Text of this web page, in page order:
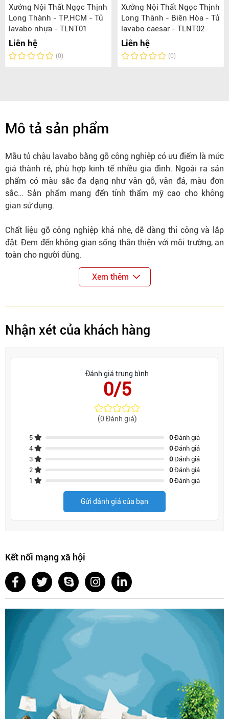
Xưởng Nội Thất Ngọc Thịnh
Long Thành - TP.HCM - Tủ
lavabo nhựa - TLNT01
Liên hệ
(0)
Xưởng Nội Thất Ngọc Thịnh
Long Thành - Biên Hòa - Tủ
lavabo caesar - TLNT02
Liên hệ
(0)
Mô tả sản phẩm
Mẫu tủ chậu lavabo bằng gỗ công nghiệp có ưu điểm là mức
giá thành rẻ, phù hợp kinh tế nhiều gia đình. Ngoài ra sản
phẩm có màu sắc đa dạng như vân gỗ, vân đá, màu đơn
sắc… Sản phẩm mang đến tính thẩm mỹ cao cho không
gian sử dụng.
Chất liệu gỗ công nghiệp khá nhẹ, dễ dàng thi công và lắp
đặt. Đem đến không gian sống thân thiện với môi trường, an
toàn cho người dùng.
Xem thêm
Nhận xét của khách hàng
Đánh giá trung bình
0/5
(0 Đánh giá)
5 0Đánh giá
4
0Đánh giá
3
0Đánh giá
2
0Đánh giá
1
0Đánh giá
Gửi đánh giá của bạn
Kết nối mạng xã hội